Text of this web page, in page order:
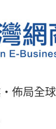
佈局全球